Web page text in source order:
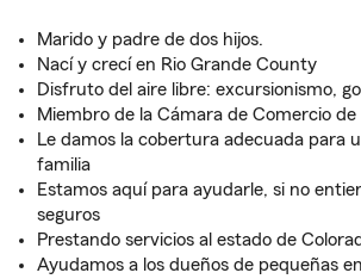
Marido y padre de dos hijos.
Nací y crecí en Rio Grande County
Disfruto del aire libre: excursionismo,
Miembro de la Cámara de Comercio
Le damos la cobertura adecuada para
familia
Estamos aquí para ayudarle, si no
seguros
Prestando servicios al estado de
Ayudamos a los dueños de pequeñas